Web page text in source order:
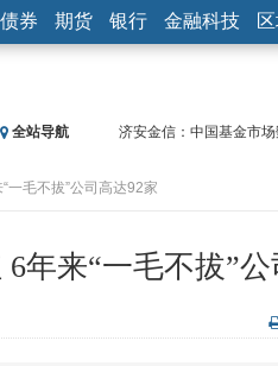
债券 期货 银行 金融科技
全站导航
【见·闻】疫情下，新加
【见·闻】疫情下一家香
济安金信：中国基金市
【新华财经调查】同业
在“隐秘的角落”
央行公开市场净投放300
基本面及股市双轮冲击
一毛不拔”公司高达92家
年来“一毛不拔”公